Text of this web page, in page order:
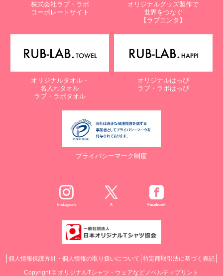
株式会社ラブ・ラボ
コーポレートサイト
オリジナルグッズ製作で
世界をつなぐ
【ラブエンタ】
オリジナルタオル・
名入れタオル
ラブ・ラボタオル
オリジナルはっぴ
ラブ・ラボはっぴ
プライバシーマーク制度
Instagram X Facebook
個人情報保護方針・個人情報の取り扱いについて 特定商取引法に基づく表記
Copyright © オリジナルTシャツ・ウェアなどノベルティプリント